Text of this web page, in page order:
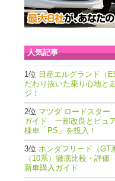
人気記事
日産エルグランド（
だわり抜いた乗り心地と
ジ！
マツダ ロードスター
ガイド 一部改良とピュ
様車「PS」を投入！
ホンダフリード（GT
（10系）徹底比較・評
新車購入ガイド